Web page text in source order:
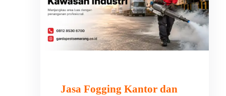
Jasa Fogging Kantor dan